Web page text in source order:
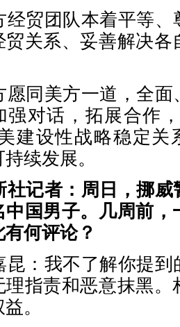
经贸团队本着平等
贸关系、妥善解决
愿同美方一道，全
强对话，拓展合作
建设性战略稳定
续发展。
社记者：周日，挪
中国男子。几周前
何评论？
昆：我不了解你提
理指责和恶意抹黑
。